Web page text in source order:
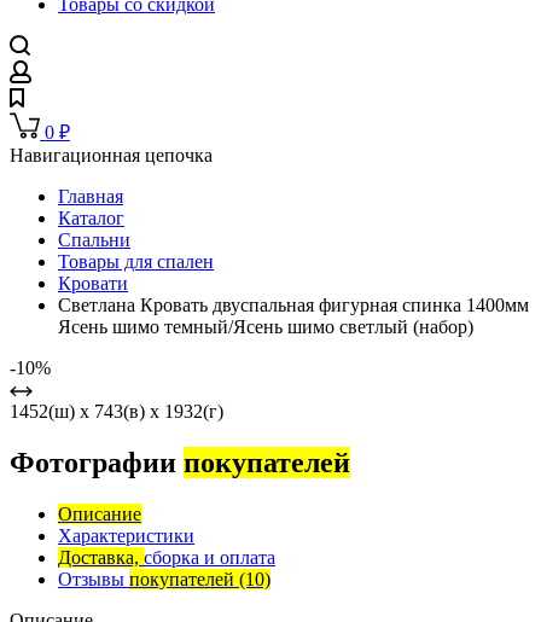
Товары со скидкой
0 ₽
Навигационная цепочка
Главная
Каталог
Спальни
Товары для спален
Кровати
Светлана Кровать двуспальная фигурная спинка 1400мм
Ясень шимо темный/Ясень шимо светлый (набор)
-10%
1452(ш) x 743(в) x 1932(г)
Фотографии покупателей
Описание
Характеристики
Доставка, сборка и оплата
Отзывы покупателей (10)